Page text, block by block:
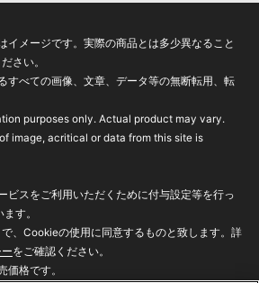
イメージです。実際の商品とは多少異なること
さい。
すべての画像、文章、データ等の無断転用、転
purposes only. Actual product may vary.
image, acritical or data from this site is
ビスをご利用いただくために付与設定等を行っ
す。
、Cookieの使用に同意するものと致します。詳
をご確認ください。
価格です。